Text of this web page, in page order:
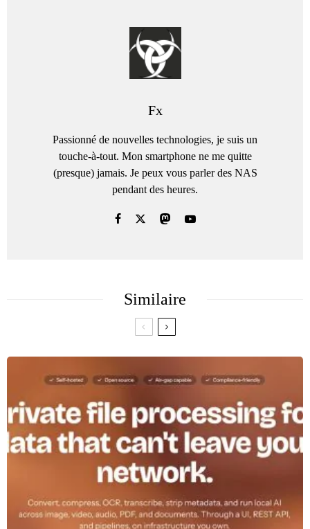
Fx
Passionné de nouvelles technologies, je suis un
touche-à-tout. Mon smartphone ne me quitte
(presque) jamais. Je peux vous parler des NAS
pendant des heures.
Similaire